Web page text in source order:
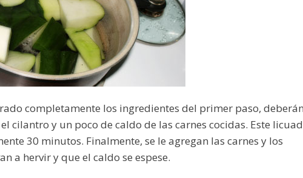
completamente los ingredientes del primer paso, deberán
cilantro y un poco de caldo de las carnes cocidas. Este
30 minutos. Finalmente, se le agregan las carnes y los
a hervir y que el caldo se espese.